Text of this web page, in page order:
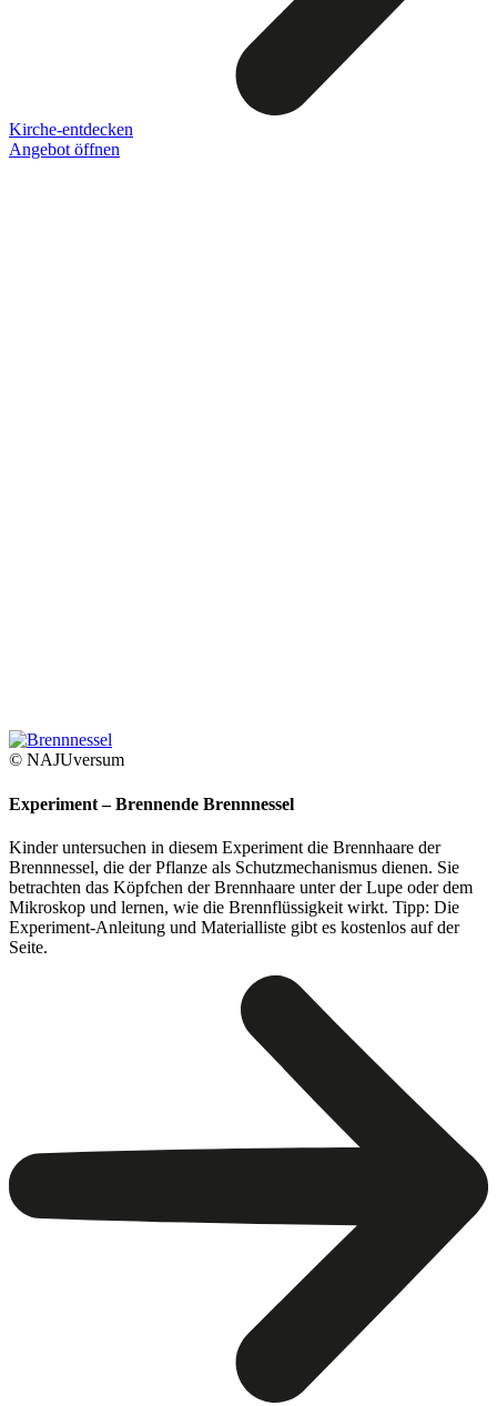
Kirche-entdecken
Angebot öffnen
© NAJUversum
Experiment – Brennende Brennnessel
Kinder untersuchen in diesem Experiment die Brennhaare der
Brennnessel, die der Pflanze als Schutzmechanismus dienen. Sie
betrachten das Köpfchen der Brennhaare unter der Lupe oder dem
Mikroskop und lernen, wie die Brennflüssigkeit wirkt. Tipp: Die
Experiment-Anleitung und Materialliste gibt es kostenlos auf der
Seite.